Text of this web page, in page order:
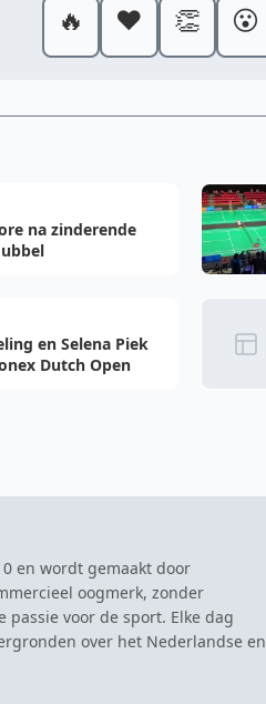
🔥 ❤️ 👏 😮
na zinderende
en Selena Piek
Dutch Open
en wordt gemaakt door
oogmerk, zonder
passie voor de sport. Elke dag
over het Nederlandse en